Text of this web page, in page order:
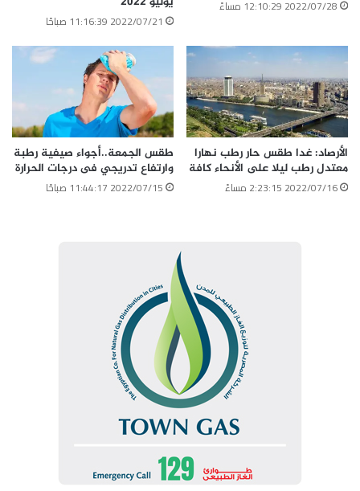
2022/07/28 12:10:29 مساءً
2022/07/21 11:16:39 صباحًا
الأرصاد: غدا طقس حار رطب نهارا
معتدل رطب ليلا على الأنحاء كافة
2022/07/16 2:23:15 مساءً
طقس الجمعة..أجواء صيفية رطبة
وارتفاع تدريجي فى درجات الحرارة
2022/07/15 11:44:17 صباحًا